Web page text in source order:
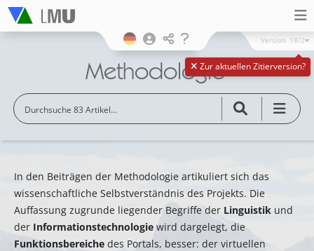
Zur aktuellen Zitierversion?
Version 18/2
Methodologie
In den Beiträgen der Methodologie artikuliert sich das
wissenschaftliche Selbstverständnis des Projekts. Die
Auffassung zugrunde liegender Begriffe der Linguistik und
der Informationstechnologie wird dargelegt, die
Funktionsbereiche des Portals, besser: der virtuellen